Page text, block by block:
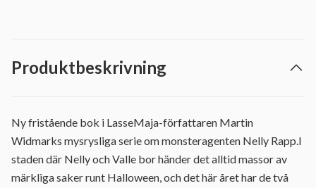
Produktbeskrivning
Ny fristående bok i LasseMaja-författaren Martin
Widmarks mysrysliga serie om monsteragenten Nelly Rapp.I
staden där Nelly och Valle bor händer det alltid massor av
märkliga saker runt Halloween, och det här året har de två